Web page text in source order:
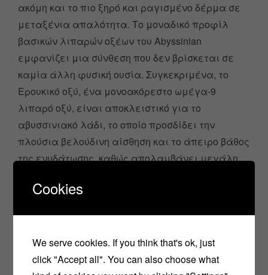
ακόμη και το πιο ξηρό και ραγισμένο δέρμα σε
μεταξένια απαλότητα. Το μοναδικό προφίλ
βασικών λιπαρών οξέων του Abyssinian
εμφανίζει μια σύνθεση που δεν βρίσκεται σε
καμία άλλη φυσική ουσία. Συγκεκριμένα, το
Ερουκικό οξύ, ένα μονοακόρεστο ωμέγα-9
λιπαρό οξύ, είναι αποκλειστικό για το
αβυσσινιακό λάδι, το οποίο προσδίδει την
πλούσια βελούδινη αίσθηση και το άπειρο βάθος
της ενυδάτωσης, καθώς απολαμβάνει μεγάλη
αβυσσινιακό λάδι περιέχει αφθονία τόσο των
οποία δίνει τις αντιφλεγμονώδεις,
αναγεννητικές και περιποιητικές του
Cookies
We serve cookies. If you think that's ok, just
click "Accept all". You can also choose what